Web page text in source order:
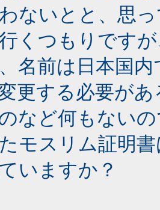
ないとと、思
くつもりです
名前は日本国
更する必要が
など何もない
モスリム証明
いますか？